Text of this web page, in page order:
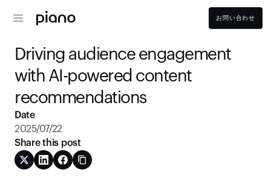
お問い合わせ
Driving audience engagement
with AI-powered content
recommendations
Date
2025/07/22
Share this post